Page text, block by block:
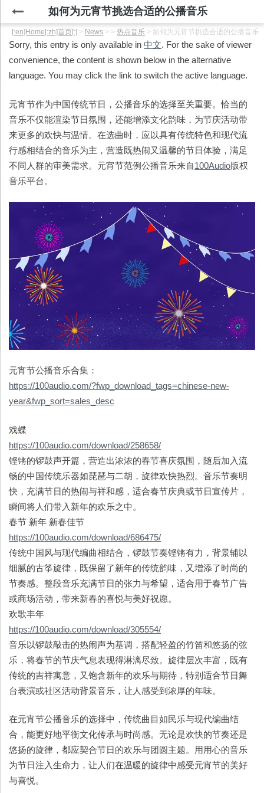
如何为元宵节挑选合适的公播音乐
[:en]Home[:zh]首页[:] > News > > 热点音乐 > 如何为元宵节挑选合适的公播音乐
Sorry, this entry is only available in 中文. For the sake of viewer
convenience, the content is shown below in the alternative
language. You may click the link to switch the active language.
元宵节作为中国传统节日，公播音乐的选择至关重要。恰当的
音乐不仅能渲染节日氛围，还能增添文化韵味，为节庆活动带
来更多的欢快与温情。在选曲时，应以具有传统特色和现代流
行感相结合的音乐为主，营造既热闹又温馨的节日体验，满足
不同人群的审美需求。元宵节范例公播音乐来自100Audio版权
音乐平台。
元宵节公播音乐合集：
https://100audio.com/?fwp_download_tags=chinese-new-
year&fwp_sort=sales_desc
戏蝶
https://100audio.com/download/258658/
铿锵的锣鼓声开篇，营造出浓浓的春节喜庆氛围，随后加入流
畅的中国传统乐器如琵琶与二胡，旋律欢快热烈。音乐节奏明
快，充满节日的热闹与祥和感，适合春节庆典或节日宣传片，
瞬间将人们带入新年的欢乐之中。
春节 新年 新春佳节
https://100audio.com/download/686475/
传统中国风与现代编曲相结合，锣鼓节奏铿锵有力，背景辅以
细腻的古筝旋律，既保留了新年的传统韵味，又增添了时尚的
节奏感。整段音乐充满节日的张力与希望，适合用于春节广告
或商场活动，带来新春的喜悦与美好祝愿。
欢歌丰年
https://100audio.com/download/305554/
音乐以锣鼓敲击的热闹声为基调，搭配轻盈的竹笛和悠扬的弦
乐，将春节的节庆气息表现得淋漓尽致。旋律层次丰富，既有
传统的吉祥寓意，又饱含新年的欢乐与期待，特别适合节日舞
台表演或社区活动背景音乐，让人感受到浓厚的年味。
在元宵节公播音乐的选择中，传统曲目如民乐与现代编曲结
合，能更好地平衡文化传承与时尚感。无论是欢快的节奏还是
悠扬的旋律，都应契合节日的欢乐与团圆主题。用用心的音乐
为节日注入生命力，让人们在温暖的旋律中感受元宵节的美好
与喜悦。